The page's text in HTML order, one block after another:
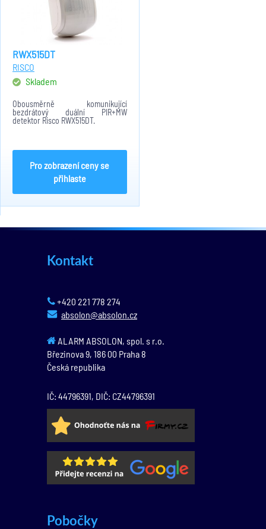
RWX515DT
RISCO
Skladem
Obousměrně komunikující
bezdrátový duální PIR+MW
detektor Risco RWX515DT.
Pro zobrazení ceny se
přihlaste
Kontakt
+420 221 778 274
absolon@absolon.cz
ALARM ABSOLON, spol. s r.o.
Březinova 9, 186 00 Praha 8
Česká republika
IČ: 44796391, DIČ: CZ44796391
Pobočky